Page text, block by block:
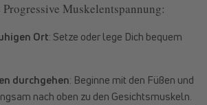
Muskelentspannung:
Ort: Setze oder lege Dich bequem
durchgehen: Beginne mit den Füßen und
nach oben zu den Gesichtsmuskeln.